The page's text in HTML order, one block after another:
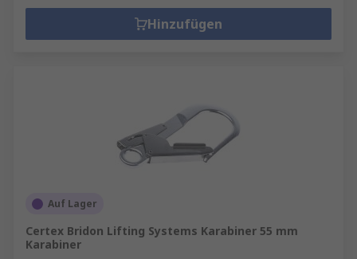
Hinzufügen
Auf Lager
Certex Bridon Lifting Systems Karabiner 55 mm
Karabiner